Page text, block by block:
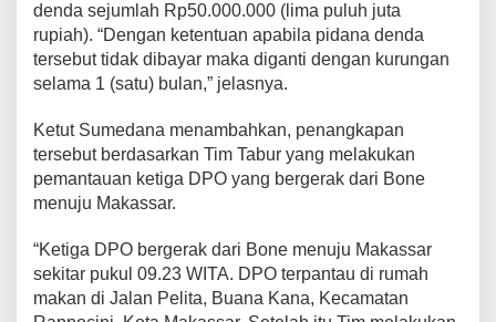
denda sejumlah Rp50.000.000 (lima puluh juta
rupiah). “Dengan ketentuan apabila pidana denda
tersebut tidak dibayar maka diganti dengan kurungan
selama 1 (satu) bulan,” jelasnya.
Ketut Sumedana menambahkan, penangkapan
tersebut berdasarkan Tim Tabur yang melakukan
pemantauan ketiga DPO yang bergerak dari Bone
menuju Makassar.
“Ketiga DPO bergerak dari Bone menuju Makassar
sekitar pukul 09.23 WITA. DPO terpantau di rumah
makan di Jalan Pelita, Buana Kana, Kecamatan